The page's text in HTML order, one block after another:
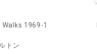
1969-1
トン